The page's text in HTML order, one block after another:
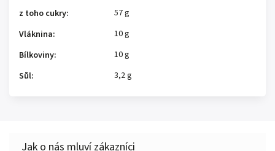
z toho cukry:
57 g
Vláknina:
10 g
Bílkoviny:
10 g
Sůl: 3,2 g